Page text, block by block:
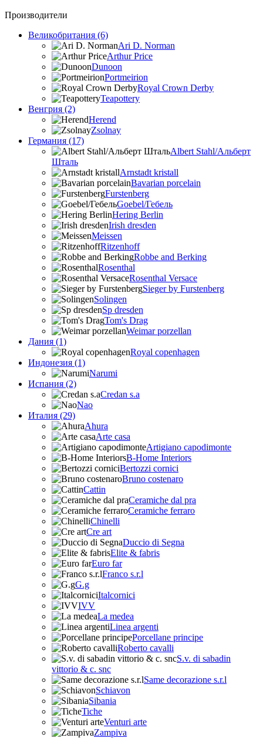
Производители
Великобритания (6)
Ari D. Norman
Arthur Price
Dunoon
Portmeirion
Royal Crown Derby
Teapottery
Венгрия (2)
Herend
Zsolnay
Германия (17)
Albert Stahl/Альбеpт
Шталь
Arnstadt kristall
Bavarian porcelain
Furstenberg
Goebel/Гебель
Hering Berlin
Irish dresden
Meissen
Ritzenhoff
Robbe and Berking
Rosenthal
Rosenthal Versace
Sieger by Furstenberg
Solingen
Sp dresden
Tom's Drag
Weimar porzellan
Дания (1)
Royal copenhagen
Индонезия (1)
Narumi
Испания (2)
Credan s.a
Nao
Италия (29)
Ahura
Arte casa
Artigiano capodimonte
B-Home Interiors
Bertozzi cornici
Bruno costenaro
Cattin
Ceramiche dal pra
Ceramiche ferraro
Chinelli
Cre art
Duccio di Segna
Elite & fabris
Euro far
Franco s.r.l
G.g
Italcornici
IVV
La medea
Linea argenti
Porcellane principe
Roberto cavalli
S.v. di sabadin
vittorio & c. snc
Same decorazione s.r.l
Schiavon
Sibania
Tiche
Venturi arte
Zampiva